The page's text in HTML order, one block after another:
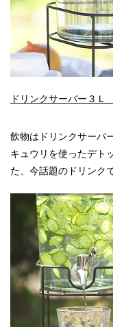
ドリンクサーバー３
飲物はドリンクサーバ
キュウリを使ったデト
た、今話題のドリンク